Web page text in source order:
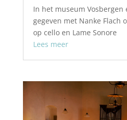
In het museum Vosbergen
gegeven met Nanke Flach
op cello en Lame Sonore
Lees meer